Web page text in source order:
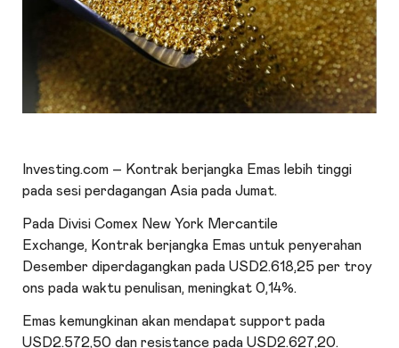
Investing.com – Kontrak berjangka Emas lebih tinggi
pada sesi perdagangan Asia pada Jumat.
Pada Divisi Comex New York Mercantile
Exchange, Kontrak berjangka Emas untuk penyerahan
Desember diperdagangkan pada USD2.618,25 per troy
ons pada waktu penulisan, meningkat 0,14%.
Emas kemungkinan akan mendapat support pada
USD2.572,50 dan resistance pada USD2.627,20.